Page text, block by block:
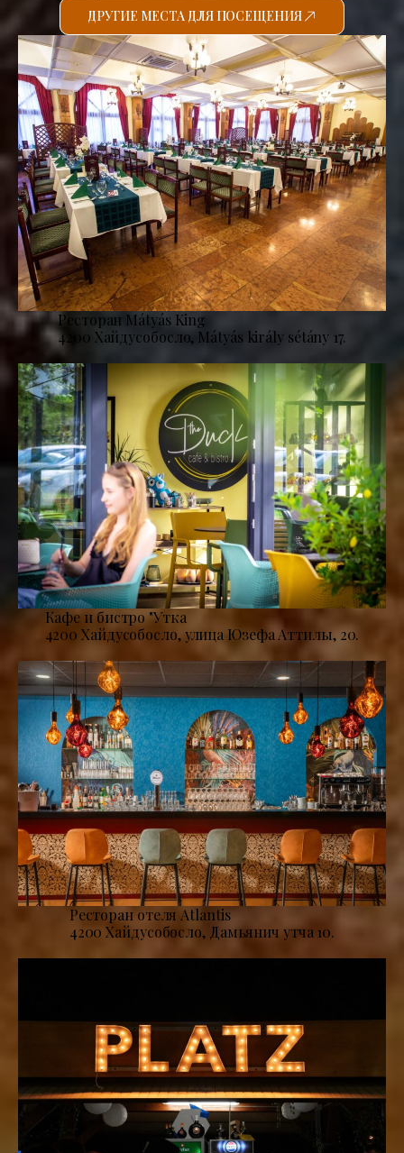
ДРУГИЕ МЕСТА ДЛЯ ПОСЕЩЕНИЯ
Ресторан Mátyás King
4200 Хайдусобосло, Mátyás király sétány 17.
Кафе и бистро "Утка
4200 Хайдусобосло, улица Юзефа Аттилы, 20.
Ресторан отеля Atlantis
4200 Хайдусобосло, Дамьянич утча 10.